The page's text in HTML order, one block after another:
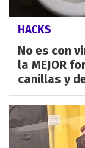
HACKS
No es con
la MEJOR
canillas y